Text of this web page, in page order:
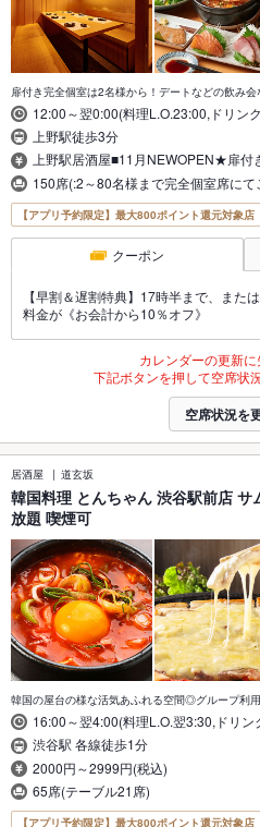
扉付き完全個室は2名様から！デートなどの飲み
12:00～翌0:00(料理L.O.23:00,ドリン
上野駅徒歩3分
上野駅居酒屋■11月NEWOPEN★扉
150席(:2～80名様まで完全個室席に
【アプリ予約限定】最大800ポイント還元対象店
クーポン
【早割＆遅割特典】17時半まで、また
料金が《お会計から10％オフ》
カレンダーの更新に
下記ボタンを押して空席状
空席状況を
居酒屋 道玄坂
韓国料理 とんちゃん 渋谷駅前店
放題 喫煙可
韓国の屋台の様な活気あふれる空間◎グループ利
16:00～翌4:00(料理L.O.翌3:30,ドリン
渋谷駅 各線徒歩1分
2000円～2999円(税込)
65席(テーブル21席)
【アプリ予約限定】最大800ポイント還元対象店